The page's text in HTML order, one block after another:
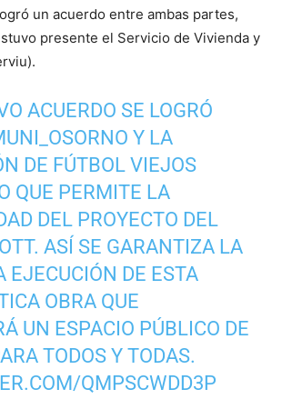
un acuerdo entre ambas partes,
presente el Servicio de Vivienda y
ACUERDO SE LOGRÓ
Y LA
DE FÚTBOL VIEJOS
QUE PERMITE LA
DEL PROYECTO DEL
ASÍ SE GARANTIZA LA
EJECUCIÓN DE ESTA
OBRA QUE
UN ESPACIO PÚBLICO DE
TODOS Y TODAS.
QMPSCWDD3P